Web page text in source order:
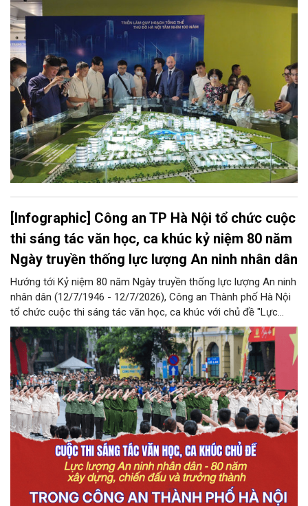
trong Quy hoạch, hướng tới xây dựng và phát triển Thủ đô Hà
Nội văn hiến, văn minh, hiện đại, hạnh phúc trong kỷ nguyên
mới.
[Infographic] Công an TP Hà Nội tổ chức cuộc
thi sáng tác văn học, ca khúc kỷ niệm 80 năm
Ngày truyền thống lực lượng An ninh nhân dân
Hướng tới Kỷ niệm 80 năm Ngày truyền thống lực lượng An ninh
nhân dân (12/7/1946 - 12/7/2026), Công an Thành phố Hà Nội
tổ chức cuộc thi sáng tác văn học, ca khúc với chủ đề "Lực
lượng An ninh nhân dân - 80 năm xây dựng, chiến đấu và trưởng
thành" trong Công an Thành phố. Qua cuộc thi góp phần lan tỏa
hình ảnh đẹp về người chiến sĩ an ninh Công an Thủ đô bản lĩnh,
nhân văn, vì nhân dân phục vụ; tạo điều kiện để cán bộ chiến sĩ
thể hiện cảm xúc, suy nghĩ, góc nhìn nghệ thuật về công tác
đặc thù của lực lượng An ninh nhân dân, đơn vị, đồng đội; phát
hiện những nhân tố có năng khiếu, đam mê sáng tác trong
Công an Thủ đô...